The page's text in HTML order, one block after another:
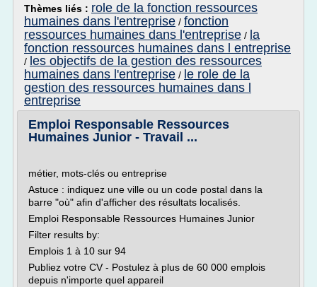
Thèmes liés : role de la fonction ressources
humaines dans l'entreprise / fonction
ressources humaines dans l'entreprise / la
fonction ressources humaines dans l entreprise
/ les objectifs de la gestion des ressources
humaines dans l'entreprise / le role de la
gestion des ressources humaines dans l
entreprise
Emploi Responsable Ressources
Humaines Junior - Travail ...
métier, mots-clés ou entreprise
Astuce : indiquez une ville ou un code postal dans la
barre "où" afin d'afficher des résultats localisés.
Emploi Responsable Ressources Humaines Junior
Filter results by:
Emplois 1 à 10 sur 94
Publiez votre CV - Postulez à plus de 60 000 emplois
depuis n'importe quel appareil